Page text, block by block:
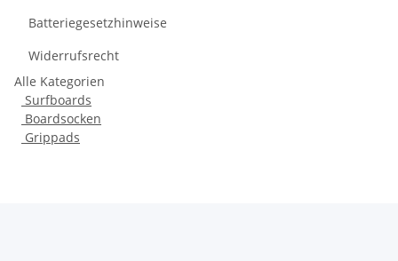
Batteriegesetzhinweise
Widerrufsrecht
Alle Kategorien
Surfboards
Boardsocken
Grippads